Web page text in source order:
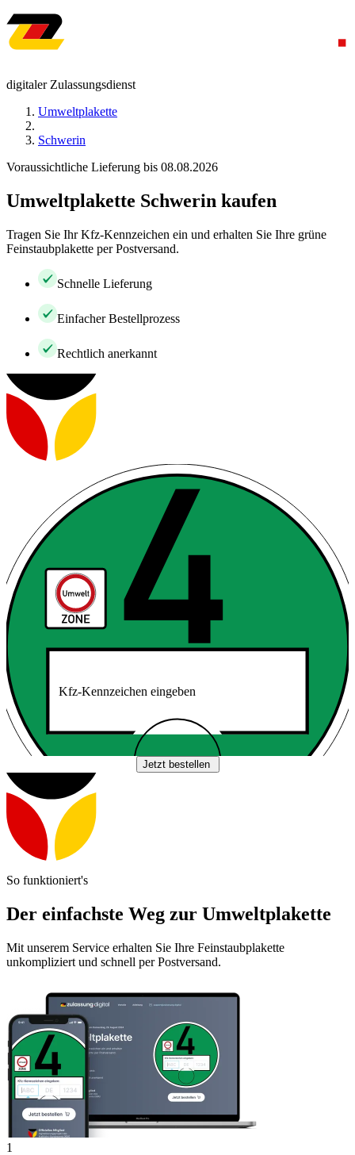
digitaler Zulassungsdienst
Umweltplakette
Schwerin
Voraussichtliche Lieferung bis 08.08.2026
Umweltplakette Schwerin kaufen
Tragen Sie Ihr Kfz-Kennzeichen ein und erhalten Sie Ihre grüne
Feinstaubplakette per Postversand.
Schnelle Lieferung
Einfacher Bestellprozess
Rechtlich anerkannt
Kfz-Kennzeichen eingeben
Jetzt bestellen
So funktioniert's
Der einfachste Weg zur Umweltplakette
Mit unserem Service erhalten Sie Ihre Feinstaubplakette
unkompliziert und schnell per Postversand.
1